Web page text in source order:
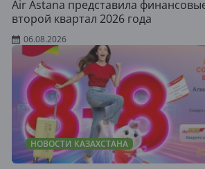
Air Astana представила
второй квартал 2026 года
06.08.2026
НОВОСТИ КАЗАХСТАНА